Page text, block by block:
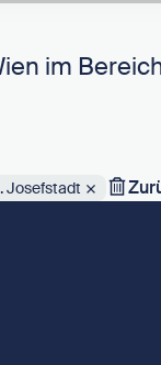
im
Josefstadt